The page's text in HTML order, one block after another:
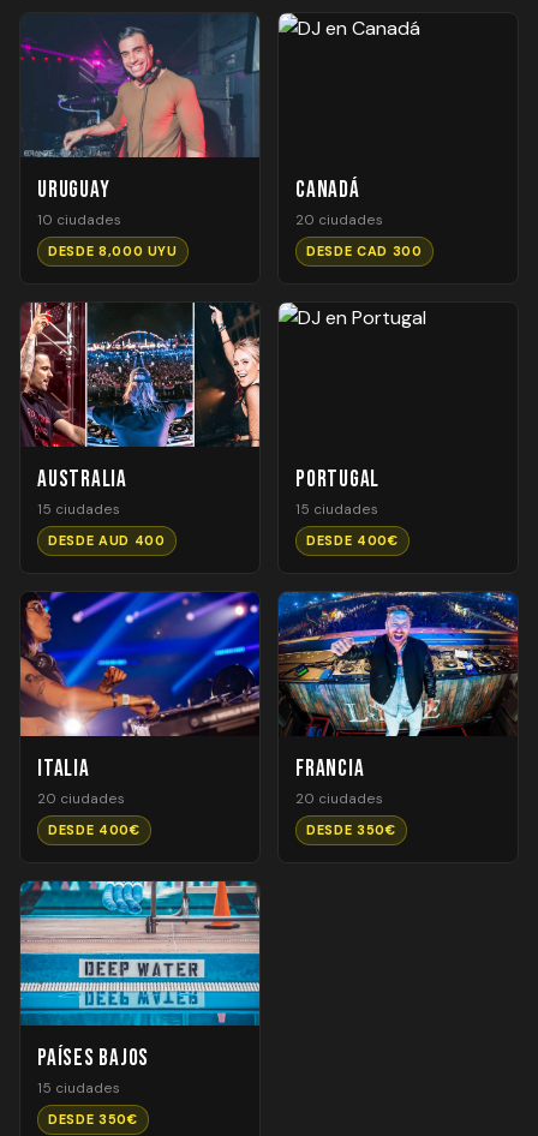
Uruguay
10 ciudades
DESDE 8,000 UYU
Canadá
20 ciudades
DESDE CAD 300
Australia
15 ciudades
DESDE AUD 400
Portugal
15 ciudades
DESDE 400€
Italia
20 ciudades
DESDE 400€
Francia
20 ciudades
DESDE 350€
Países Bajos
15 ciudades
DESDE 350€